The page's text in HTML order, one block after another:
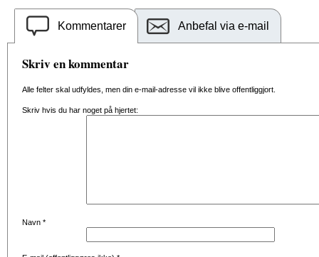
Kommentarer Anbefal via e-mail
Skriv en kommentar
Alle felter skal udfyldes, men din e-mail-adresse vil ikke blive offentliggjort.
Skriv hvis du har noget på hjertet:
Navn *